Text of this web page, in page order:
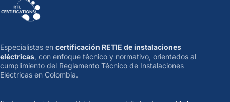
Especialistas en certificación RETIE de instalaciones
eléctricas, con enfoque técnico y normativo, orientados al
cumplimiento del Reglamento Técnico de Instalaciones
Eléctricas en Colombia.